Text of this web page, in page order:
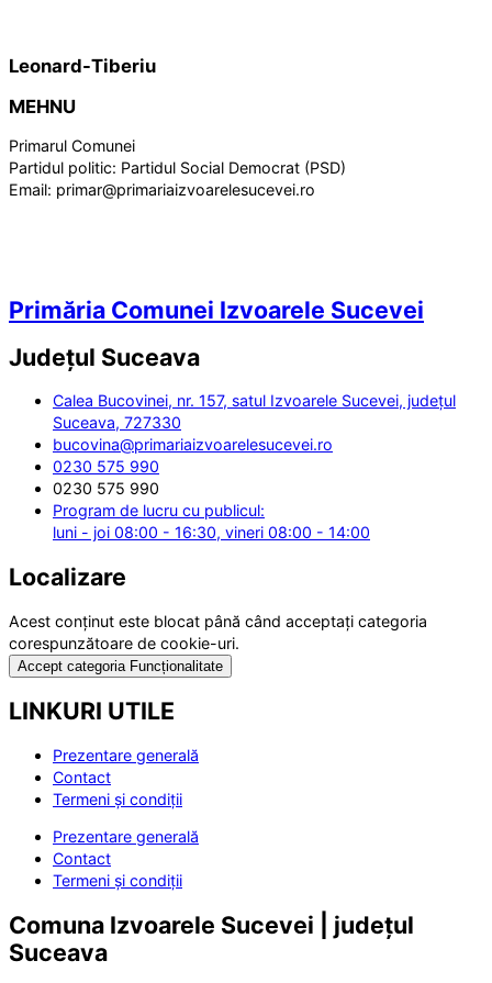
Leonard-Tiberiu
MEHNU
Primarul Comunei
Partidul politic: Partidul Social Democrat (PSD)
Email: primar@primariaizvoarelesucevei.ro
Primăria Comunei Izvoarele Sucevei
Județul Suceava
Calea Bucovinei, nr. 157, satul Izvoarele Sucevei, județul
Suceava, 727330
bucovina@primariaizvoarelesucevei.ro
0230 575 990
0230 575 990
Program de lucru cu publicul:
luni - joi 08:00 - 16:30, vineri 08:00 - 14:00
Localizare
Acest conținut este blocat până când acceptați categoria
corespunzătoare de cookie-uri.
Accept categoria Funcționalitate
LINKURI UTILE
Prezentare generală
Contact
Termeni și condiții
Prezentare generală
Contact
Termeni și condiții
Comuna Izvoarele Sucevei | județul
Suceava